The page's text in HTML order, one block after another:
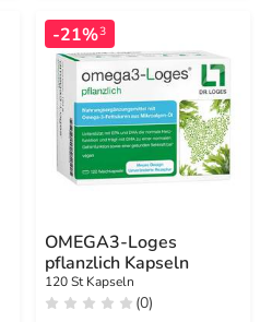
-21%3
OMEGA3-Loges
pflanzlich Kapseln
120 St Kapseln
(0)